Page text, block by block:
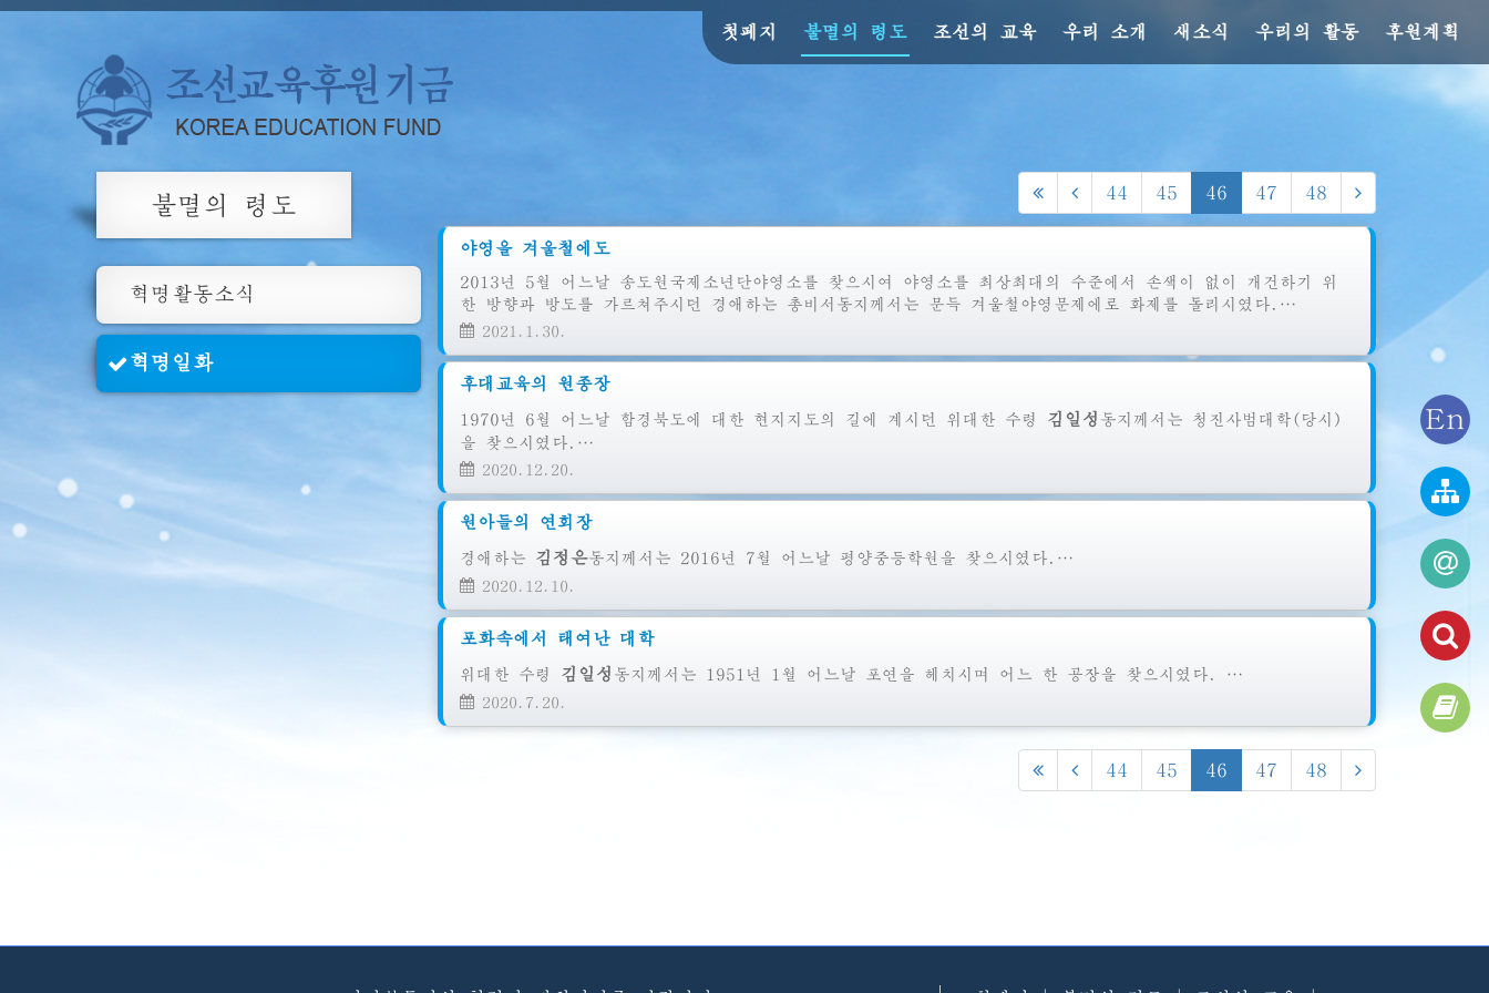
En
첫페지 불멸의 령도 조선의 교육 우리 소개 새소식 우리의 활동 후원계획
불멸의 령도
혁명활동소식
혁명일화
44 45 46 47 48
야영을 겨울철에도
2013년 5월 어느날 송도원국제소년단야영소를 찾으시여 야영소를 최상최대의 수준에서 손색이 없이 개건하기 위
한 방향과 방도를 가르쳐주시던 경애하는 총비서동지께서는 문득 겨울철야영문제에로 화제를 돌리시였다.…
2021.1.30.
후대교육의 원종장
1970년 6월 어느날 함경북도에 대한 현지지도의 길에 계시던 위대한 수령 김일성 동지께서는 청진사범대학(당시)
을 찾으시였다.…
2020.12.20.
원아들의 연회장
경애하는 김정은동지께서는 2016년 7월 어느날 평양중등학원을 찾으시였다.…
2020.12.10.
포화속에서 태여난 대학
위대한 수령 김일성 동지께서는 1951년 1월 어느날 포연을 헤치시며 어느 한 공장을 찾으시였다. …
2020.7.20.
44 45 46 47 48